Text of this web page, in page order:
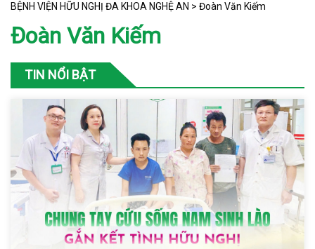
BỆNH VIỆN HỮU NGHỊ ĐA KHOA NGHỆ AN > Đoàn Văn Kiếm
Đoàn Văn Kiếm
TIN NỔI BẬT